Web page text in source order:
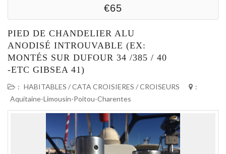
€65
PIED DE CHANDELIER ALU
ANODISÉ INTROUVABLE (EX:
MONTÉS SUR DUFOUR 34 /385 / 40
-ETC GIBSEA 41)
: HABITABLES / CATA CROISIERES / CROISEURS
:
Aquitaine-Limousin-Poitou-Charentes